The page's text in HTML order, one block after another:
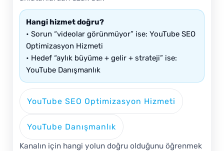
Hangi hizmet doğru?
• Sorun “videolar görünmüyor” ise: YouTube SEO
Optimizasyon Hizmeti
• Hedef “aylık büyüme + gelir + strateji” ise:
YouTube Danışmanlık
YouTube SEO Optimizasyon Hizmeti
YouTube Danışmanlık
Kanalın için hangi yolun doğru olduğunu öğrenmek